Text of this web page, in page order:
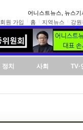
어니스트뉴스, 뉴스기
회원 가입 홈 지역뉴스 강
정치 사회 TV·